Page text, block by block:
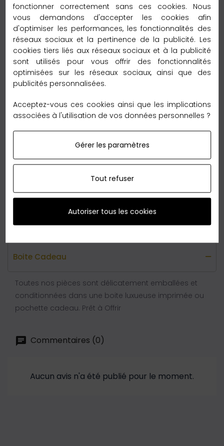
– 2 à 5 jours vers l’Europe
Délai de livraison :
– 6 à 12 jours vers le reste du monde
Garantie Retour 60 jours
Nous sommes tellement convaincus de nos qualités
France métropolitaine,jusqu'à 60 joursaprès votre
achat.
Boite Cadeau
Toutes nos pièces sont délicatement emballées et
conditionnées dans une boite luxueuse imprimée ou
pochette cadeau. Prêt à Offrir
Commentaires (0)
Aucun avis n'a été publié pour le moment.
fonctionner correctement sans ces cookies. Nous
vous demandons d'accepter les cookies afin
d'optimiser les performances, les fonctionnalités des
réseaux sociaux et la pertinence de la publicité. Les
cookies tiers liés aux réseaux sociaux et à la publicité
sont utilisés pour vous offrir des fonctionnalités
optimisées sur les réseaux sociaux, ainsi que des
publicités personnalisées.
Acceptez-vous ces cookies ainsi que les implications
associées à l'utilisation de vos données personnelles ?
Gérer les paramètres
Tout refuser
Autoriser tous les cookies